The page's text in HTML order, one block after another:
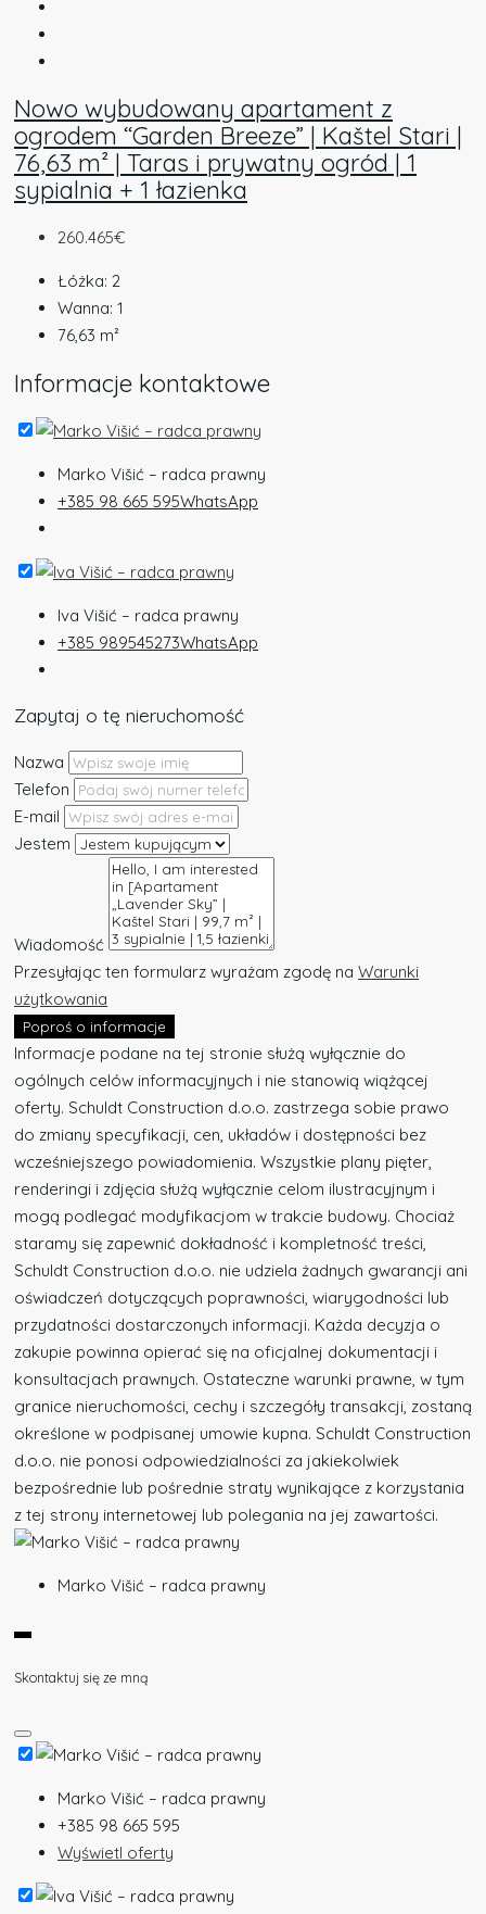
Nowo wybudowany apartament z
ogrodem “Garden Breeze” | Kaštel Stari |
76,63 m² | Taras i prywatny ogród | 1
sypialnia + 1 łazienka
260.465€
Łóżka: 2
Wanna: 1
76,63 m²
Informacje kontaktowe
Marko Višić – radca prawny
+385 98 665 595WhatsApp
Iva Višić – radca prawny
+385 989545273WhatsApp
Zapytaj o tę nieruchomość
Nazwa
Telefon
E-mail
Jestem
Wiadomość
Przesyłając ten formularz wyrażam zgodę na Warunki
użytkowania
Poproś o informacje
Informacje podane na tej stronie służą wyłącznie do
ogólnych celów informacyjnych i nie stanowią wiążącej
oferty. Schuldt Construction d.o.o. zastrzega sobie prawo
do zmiany specyfikacji, cen, układów i dostępności bez
wcześniejszego powiadomienia. Wszystkie plany pięter,
renderingi i zdjęcia służą wyłącznie celom ilustracyjnym i
mogą podlegać modyfikacjom w trakcie budowy. Chociaż
staramy się zapewnić dokładność i kompletność treści,
Schuldt Construction d.o.o. nie udziela żadnych gwarancji ani
oświadczeń dotyczących poprawności, wiarygodności lub
przydatności dostarczonych informacji. Każda decyzja o
zakupie powinna opierać się na oficjalnej dokumentacji i
konsultacjach prawnych. Ostateczne warunki prawne, w tym
granice nieruchomości, cechy i szczegóły transakcji, zostaną
określone w podpisanej umowie kupna. Schuldt Construction
d.o.o. nie ponosi odpowiedzialności za jakiekolwiek
bezpośrednie lub pośrednie straty wynikające z korzystania
z tej strony internetowej lub polegania na jej zawartości.
Marko Višić – radca prawny
Skontaktuj się ze mną
Marko Višić – radca prawny
+385 98 665 595
Wyświetl oferty